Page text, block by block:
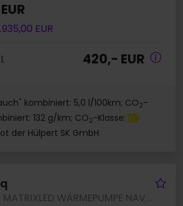
EUR
420,- EUR
* kombiniert: 5,0 l/100km; CO2-
132 g/km; CO2-Klasse: D
der Hülpert SK GmbH
Enyaq 85 AHK MATRIXLED WÄRMEPUMPE NAVI CAM LM19